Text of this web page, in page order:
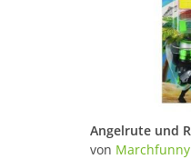
von Marchfunny